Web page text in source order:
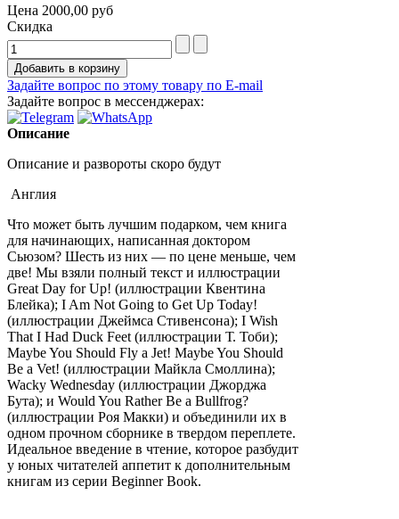
Цена 2000,00 руб
Скидка
Задайте вопрос по этому товару по E-mail
Задайте вопрос в мессенджерах:
Описание
Описание и развороты скоро будут
Англия
Что может быть лучшим подарком, чем книга
для начинающих, написанная доктором
Сьюзом? Шесть из них — по цене меньше, чем
две! Мы взяли полный текст и иллюстрации
Great Day for Up! (иллюстрации Квентина
Блейка); I Am Not Going to Get Up Today!
(иллюстрации Джеймса Стивенсона); I Wish
That I Had Duck Feet (иллюстрации Т. Тоби);
Maybe You Should Fly a Jet! Maybe You Should
Be a Vet! (иллюстрации Майкла Смоллина);
Wacky Wednesday (иллюстрации Джорджа
Бута); и Would You Rather Be a Bullfrog?
(иллюстрации Роя Макки) и объединили их в
одном прочном сборнике в твердом переплете.
Идеальное введение в чтение, которое разбудит
у юных читателей аппетит к дополнительным
книгам из серии Beginner Book.